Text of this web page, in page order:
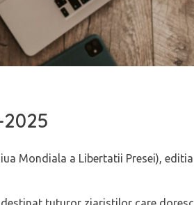
Mondiala a Libertatii Presei), editia